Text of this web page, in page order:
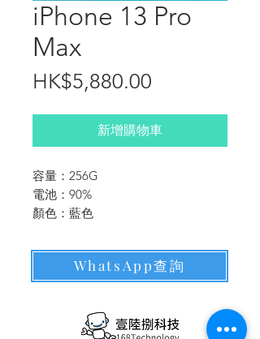
iPhone 13 Pro
Max
HK$5,880.00
新增購物車
容量：256G
電池：90%
顏色：藍色
WhatsApp查詢